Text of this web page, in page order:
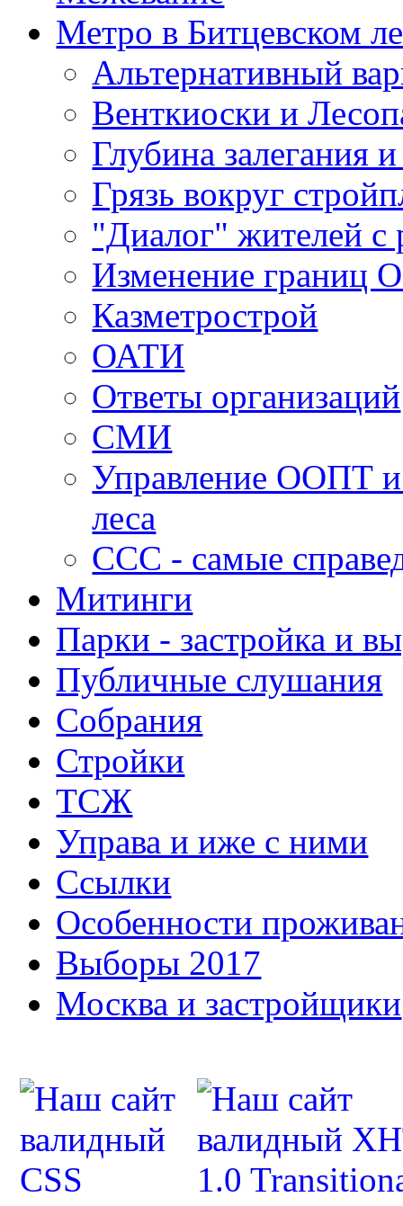
Метро в Битцевском
Альтернативный
Венткиоски и
Глубина залегания
Грязь вокруг
"Диалог" жителей с
Изменение границ
Казметрострой
ОАТИ
Ответы организаций
СМИ
Управление ООПТ и
леса
ССС - самые
Митинги
Парки - застройка и
Публичные слушания
Собрания
Стройки
ТСЖ
Управа и иже с ними
Ссылки
Особенности
Выборы 2017
Москва и застройщики